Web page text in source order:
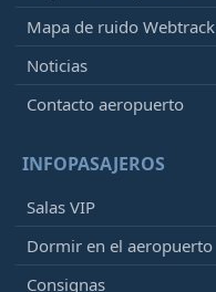
Mapa de ruido Webtrack
Noticias
Contacto aeropuerto
INFOPASAJEROS
Salas VIP
Dormir en el aeropuerto
Consignas